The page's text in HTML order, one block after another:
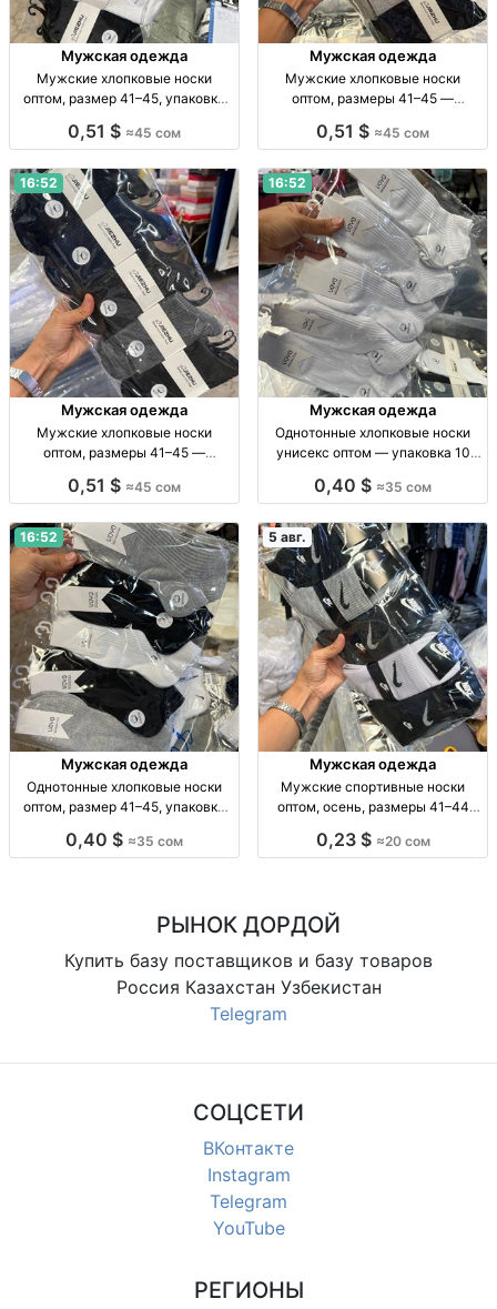
Мужская одежда
Мужские хлопковые носки
оптом, размер 41–45, упаковка
41–45, уп. 10 шт., опт.
0,51 $ ≈45 сом
Мужская одежда
Мужские хлопковые носки
оптом, размеры 41–45 —
носки, р-р 41–45, уп. 10 шт., опт,
0,51 $ ≈45 сом
16:52
Мужская одежда
Мужские хлопковые носки
оптом, размеры 41–45 —
р-р 41–45, уп. 10 шт., опт.
0,51 $ ≈45 сом
16:52
Мужская одежда
Однотонные хлопковые носки
унисекс оптом — упаковка 10
однотонные, р-р универс., уп. 10
0,40 $ ≈35 сом
16:52
Мужская одежда
Однотонные хлопковые носки
оптом, размер 41–45, упаковка
45, уп. 10 шт., опт.
0,40 $ ≈35 сом
5 авг.
Мужская одежда
Мужские спортивные носки
оптом, осень, размеры 41–44
44, уп. 10 шт., опт.
0,23 $ ≈20 сом
РЫНОК ДОРДОЙ
Купить базу поставщиков и базу товаров
Россия Казахстан Узбекистан
Telegram
СОЦСЕТИ
ВКонтакте
Instagram
Telegram
YouTube
РЕГИОНЫ